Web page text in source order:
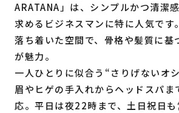
ARATANA」は、シンプルかつ清潔
求めるビジネスマンに特に人気です
落ち着いた空間で、骨格や髪質に基
が魅力。
一人ひとりに似合う“さりげないオ
眉やヒゲの手入れからヘッドスパま
応。平日は夜22時まで、土日祝日